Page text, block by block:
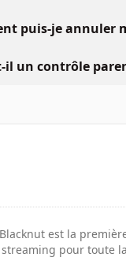
puis-je annuler
il un contrôle
est la
pour toute la